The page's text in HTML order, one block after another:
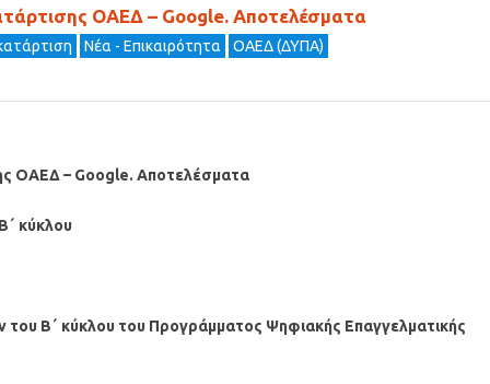
ΟΑΕΔ – Google. Αποτελέσματα
Νέα - Επικαιρότητα ΟΑΕΔ (ΔΥΠΑ)
ΟΑΕΔ – Google. Αποτελέσματα
κύκλου
του Β΄ κύκλου του Προγράμματος Ψηφιακής Επαγγελματικής